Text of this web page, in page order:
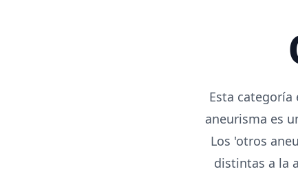
Esta
aneurisma es
Los 'otros
distintas a la